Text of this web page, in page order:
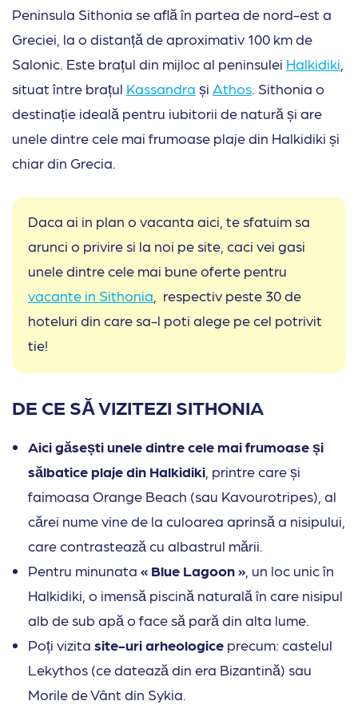
Peninsula Sithonia se află în partea de nord-est a
Greciei, la o distanță de aproximativ 100 km de
Salonic. Este brațul din mijloc al peninsulei Halkidiki
situat între brațul Kassandra și Athos . Sithonia o
destinație ideală pentru iubitorii de natură și are
unele dintre cele mai frumoase plaje din Halkidiki și
chiar din Grecia.
Daca ai in plan o vacanta aici, te sfatuim sa
arunci o privire si la noi pe site, caci vei gasi
unele dintre cele mai bune oferte pentru
vacante in Sithonia , respectiv peste 30 de
hoteluri din care sa-l poti alege pe cel potrivit
tie!
DE CE SĂ VIZITEZI SITHONIA
Aici găsești unele dintre cele mai frumoase și
sălbatice plaje din Halkidiki , printre care și
faimoasa Orange Beach (sau Kavourotripes), al
cărei nume vine de la culoarea aprinsă a nisipului,
care contrastează cu albastrul mării.
Pentru minunata « Blue Lagoon » , un loc unic în
Halkidiki, o imensă piscină naturală în care nisipul
alb de sub apă o face să pară din alta lume.
Poți vizita site-uri arheologice precum: castelul
Lekythos (ce datează din era Bizantină) sau
Morile de Vânt din Sykia.